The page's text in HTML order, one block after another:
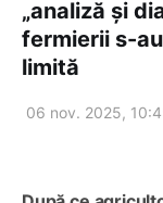
„analiză și
fermierii s-
limită
06 nov. 2025,